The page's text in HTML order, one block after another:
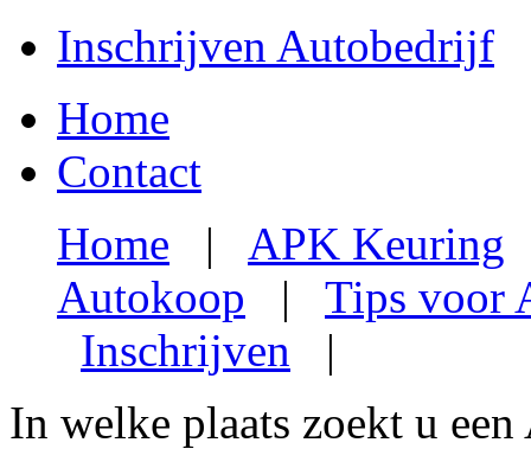
Inschrijven Autobedrijf
Home
Contact
Home | APK Keuring
Autokoop | Tips voor
Inschrijven |
In welke plaats zoekt u